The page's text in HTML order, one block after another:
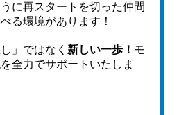
に再スタートを切った仲間
る環境があります！
」ではなく 新しい一歩！ モ
全力でサポートいたしま